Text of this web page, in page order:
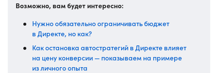
Возможно, вам будет интересно:
Нужно обязательно ограничивать бюджет
в Директе, но как?
Как остановка автостратегий в Директе влияет
на цену конверсии — показываем на примере
из личного опыта